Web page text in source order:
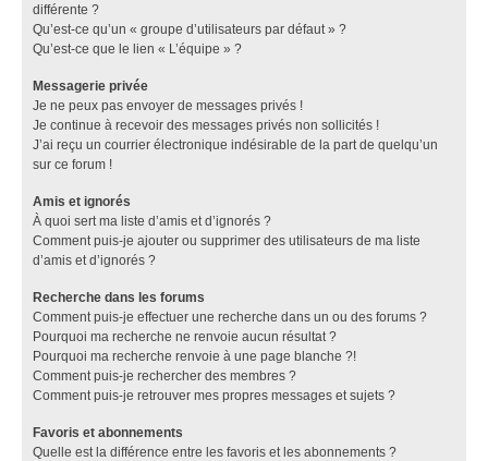
différente ?
Qu’est-ce qu’un « groupe d’utilisateurs par défaut » ?
Qu’est-ce que le lien « L’équipe » ?
Messagerie privée
Je ne peux pas envoyer de messages privés !
Je continue à recevoir des messages privés non sollicités !
J’ai reçu un courrier électronique indésirable de la part de quelqu’un
sur ce forum !
Amis et ignorés
À quoi sert ma liste d’amis et d’ignorés ?
Comment puis-je ajouter ou supprimer des utilisateurs de ma liste
d’amis et d’ignorés ?
Recherche dans les forums
Comment puis-je effectuer une recherche dans un ou des forums ?
Pourquoi ma recherche ne renvoie aucun résultat ?
Pourquoi ma recherche renvoie à une page blanche ?!
Comment puis-je rechercher des membres ?
Comment puis-je retrouver mes propres messages et sujets ?
Favoris et abonnements
Quelle est la différence entre les favoris et les abonnements ?